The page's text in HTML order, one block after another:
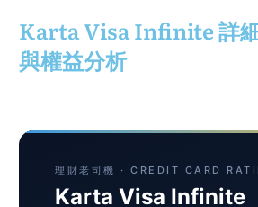
Karta Visa Infinite 詳
與權益分析
理財老司機 · CREDIT CARD
Karta Visa Infinite